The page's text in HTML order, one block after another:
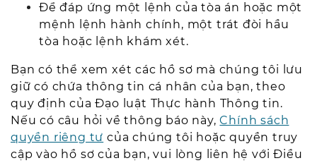
Để đáp ứng một lệnh của tòa án hoặc một
mệnh lệnh hành chính, một trát đòi hầu
tòa hoặc lệnh khám xét.
Bạn có thể xem xét các hồ sơ mà chúng tôi lưu
giữ có chứa thông tin cá nhân của bạn, theo
quy định của Đạo luật Thực hành Thông tin.
Nếu có câu hỏi về thông báo này,Chính sách
quyền riêng tư của chúng tôi hoặc quyền truy
cập vào hồ sơ của bạn, vui lòng liên hệ với Điều